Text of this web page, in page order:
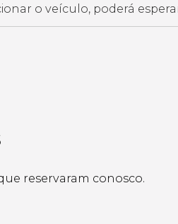
o veículo, poderá
reservaram conosco.